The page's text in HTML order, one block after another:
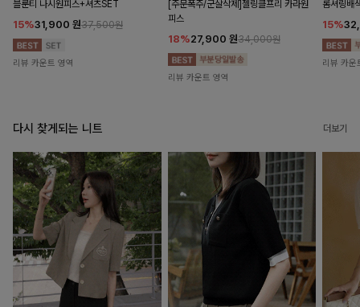
블룬티 나시원피스+셔츠SET
15%31,900 원37,500원
리뷰 카운트 영역
[주문폭주/군살삭제]젤링클프리 카라원
피스
18%27,900 원34,000원
리뷰 카운트 영역
롬셔링배
15%
리뷰 카운
다시 찾게되는 니트 더보기